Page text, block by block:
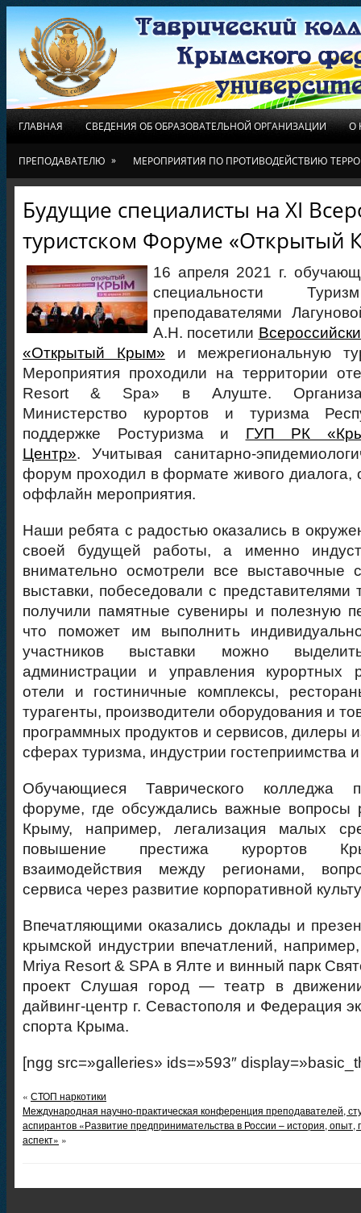
ГЛАВНАЯ СВЕДЕНИЯ ОБ ОБРАЗОВАТЕЛЬНОЙ ОРГАНИЗАЦИИ О
ПРЕПОДАВАТЕЛЮ » МЕРОПРИЯТИЯ ПО ПРОТИВОДЕЙСТВИЮ
Будущие специалисты на XI
туристском Форуме «Открытый
16 апреля 2021 г.
специальности
преподавателями
А.Н. посетили
«Открытый Крым» и межрегиональную
Мероприятия проходили на территории
Resort & Spa» в Алуште.
Министерство курортов и туризма
поддержке Ростуризма и ГУП РК
Центр». Учитывая санитарно-
форум проходил в формате живого диалога,
оффлайн мероприятия.
Наши ребята с радостью оказались в
своей будущей работы, а именно
внимательно осмотрели все выставочные
выставки, побеседовали с представителями
получили памятные сувениры и полезную
что поможет им выполнить
участников выставки можно
администрации и управления курортных
отели и гостиничные комплексы,
турагенты, производители оборудования и
программных продуктов и сервисов, дилеры
сферах туризма, индустрии гостеприимства
Обучающиеся Таврического колледжа
форуме, где обсуждались важные вопросы
Крыму, например, легализация малых
повышение престижа курортов
взаимодействия между регионами,
сервиса через развитие корпоративной
Впечатляющими оказались доклады и
крымской индустрии впечатлений,
Мriya Resort & SPA в Ялте и винный парк
проект Слушая город — театр в
дайвинг-центр г. Севастополя и Федерация
спорта Крыма.
[ngg src=»galleries» ids=»593″
« СТОП наркотики
Международная научно-практическая конференция преподавателей,
аспирантов «Развитие предпринимательства в России – история, опыт,
аспект» »